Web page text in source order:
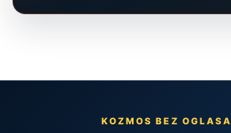
KOZMOS BEZ OGLASA